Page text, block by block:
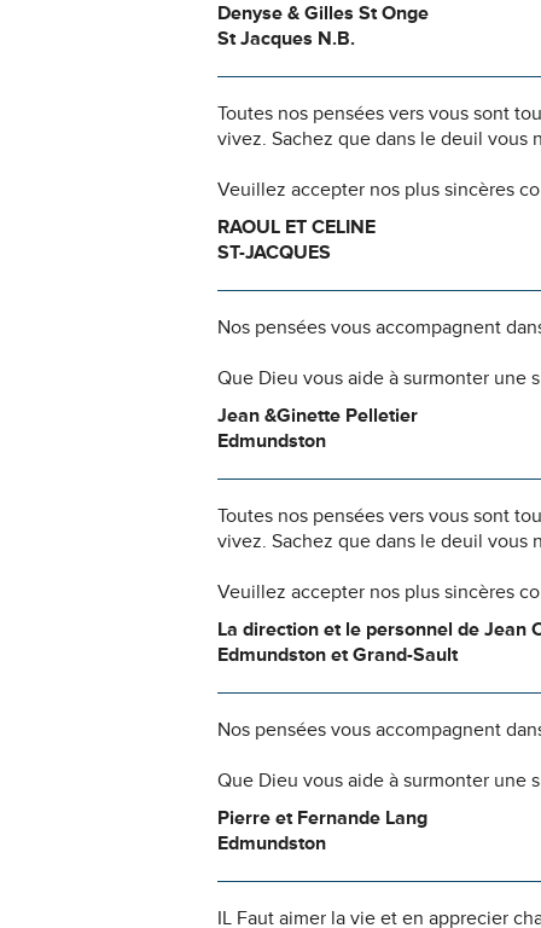
Denyse & Gilles St Onge
St Jacques N.B.
Toutes nos pensées vers vous sont
vivez. Sachez que dans le deuil vous
Veuillez accepter nos plus sincères
RAOUL ET CELINE
ST-JACQUES
Nos pensées vous accompagnent
Que Dieu vous aide à surmonter une
Jean &Ginette Pelletier
Edmundston
Toutes nos pensées vers vous sont
vivez. Sachez que dans le deuil vous
Veuillez accepter nos plus sincères
La direction et le personnel de Jean
Edmundston et Grand-Sault
Nos pensées vous accompagnent
Que Dieu vous aide à surmonter une
Pierre et Fernande Lang
Edmundston
IL Faut aimer la vie et en apprecier